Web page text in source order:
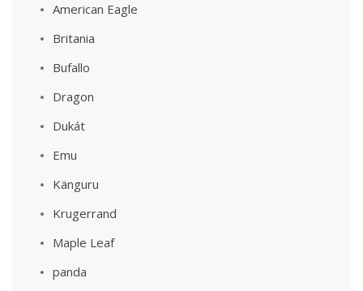
American Eagle
Britania
Bufallo
Dragon
Dukát
Emu
Känguru
Krugerrand
Maple Leaf
panda